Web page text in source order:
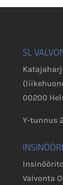
SL
00200
Y-tunnus
Valvonta